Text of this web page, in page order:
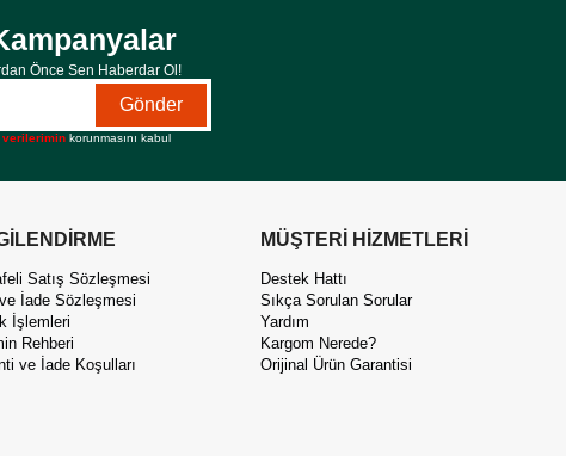
Önce Sen Haberdar Ol!
Gönder
korunmasını kabul
Satış Sözleşmesi
İade Sözleşmesi
İşlemleri
Rehberi
ve İade Koşulları
MÜŞTERİ HİZMETLERİ
Destek Hattı
Sıkça Sorulan Sorular
Yardım
Kargom Nerede?
Orijinal Ürün Garantisi